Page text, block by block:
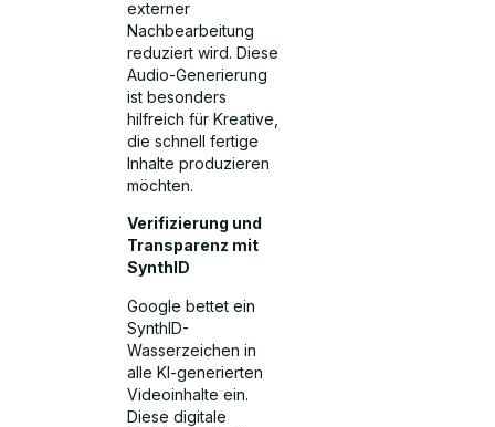
externer
Nachbearbeitung
reduziert wird. Diese
Audio-Generierung
ist besonders
hilfreich für Kreative,
die schnell fertige
Inhalte produzieren
möchten.
Verifizierung und
Transparenz mit
SynthID
Google bettet ein
SynthID-
Wasserzeichen in
alle KI-generierten
Videoinhalte ein.
Diese digitale